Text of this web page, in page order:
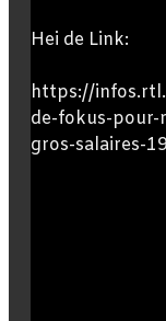
Hei de Link:
https://
de-fokus-
gros-salaires-